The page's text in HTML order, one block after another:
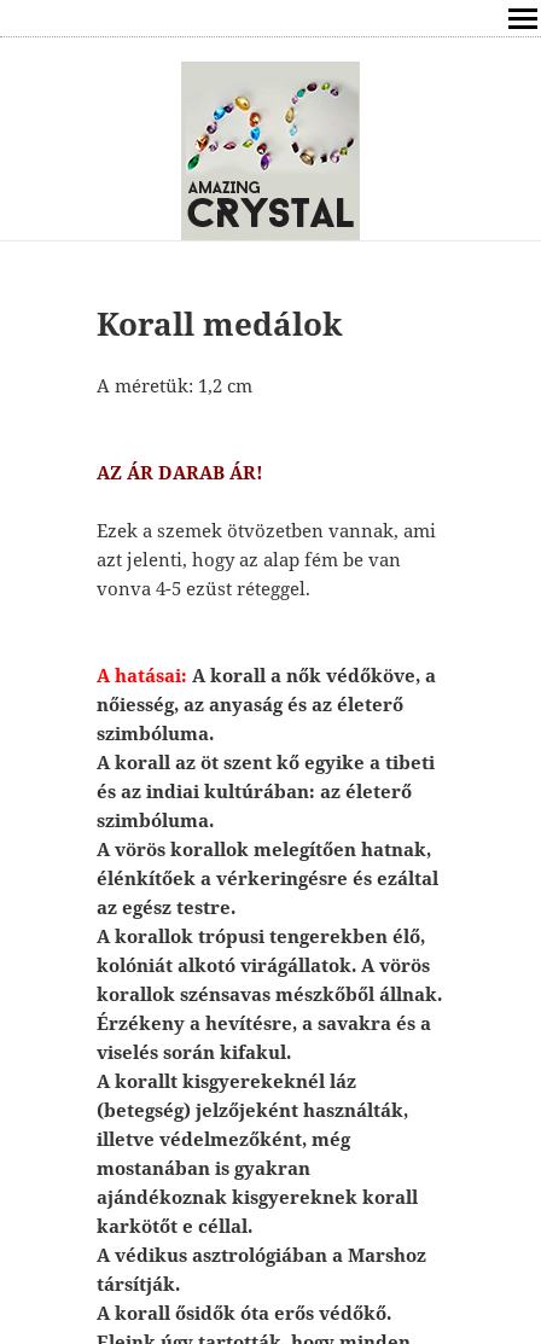
ÍRÁSOK
ÁSVÁNYOK HATÁSAI
ELÉRHETŐSÉG
VÁSÁRLÁS / KOSÁR
Korall medálok
A méretük: 1,2 cm
AZ ÁR DARAB ÁR!
Ezek a szemek ötvözetben vannak, ami
azt jelenti, hogy az alap fém be van
vonva 4-5 ezüst réteggel.
A hatásai: A korall a nők védőköve, a
nőiesség, az anyaság és az életerő
szimbóluma.
A korall az öt szent kő egyike a tibeti
és az indiai kultúrában: az életerő
szimbóluma.
A vörös korallok melegítően hatnak,
élénkítőek a vérkeringésre és ezáltal
az egész testre.
A korallok trópusi tengerekben élő,
kolóniát alkotó virágállatok. A vörös
korallok szénsavas mészkőből állnak.
Érzékeny a hevítésre, a savakra és a
viselés során kifakul.
A korallt kisgyerekeknél láz
(betegség) jelzőjeként használták,
illetve védelmezőként, még
mostanában is gyakran
ajándékoznak kisgyereknek korall
karkötőt e céllal.
A védikus asztrológiában a Marshoz
társítják.
A korall ősidők óta erős védőkő.